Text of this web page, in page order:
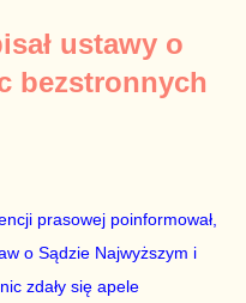
w spółkach Skarbu
PiS obsadziła zarządy
na kadry partyjne.
na tym, że
polityczną, a następnie
zarządzana pośrednio
pierwszej gr...
ustawy o
bezstronnych
prasowej poinformował,
o Sądzie Najwyższym i
zdały się apele